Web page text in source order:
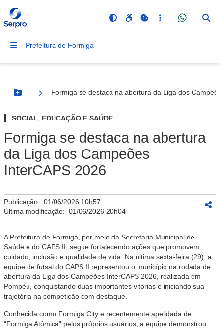
Prefeitura de Formiga
Botão Menu
Formiga se destaca na abertura da Liga dos
SOCIAL, EDUCAÇÃO E SAÚDE
Formiga se destaca na abertura
da Liga dos Campeões
InterCAPS 2026
Publicação: 01/06/2026 10h57
Última modificação: 01/06/2026 20h04
A Prefeitura de Formiga, por meio da Secretaria Municipal de
Saúde e do CAPS II, segue fortalecendo ações que promovem
cuidado, inclusão e qualidade de vida. Na última sexta-feira (29), a
equipe de futsal do CAPS II representou o município na rodada de
abertura da Liga dos Campeões InterCAPS 2026, realizada em
Pompéu, conquistando duas importantes vitórias e iniciando sua
trajetória na competição com destaque.
Conhecida como Formiga City e recentemente apelidada de
“Formiga Atômica” pelos próprios usuários, a equipe demonstrou